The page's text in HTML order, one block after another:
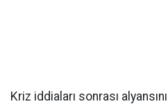
Kriz iddiaları sonrası